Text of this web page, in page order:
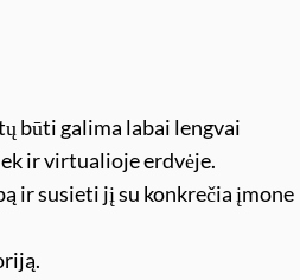
būti galima labai lengvai
ir virtualioje erdvėje.
ir susieti jį su konkrečia įmone